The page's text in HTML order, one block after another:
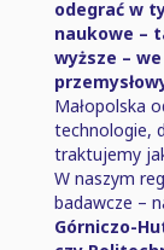
odegrać w
naukowe ⁠–⁠
wyższe ⁠–⁠
Małopolska
technologie,
traktujemy
W naszym
badawcze ⁠–⁠
Górniczo-